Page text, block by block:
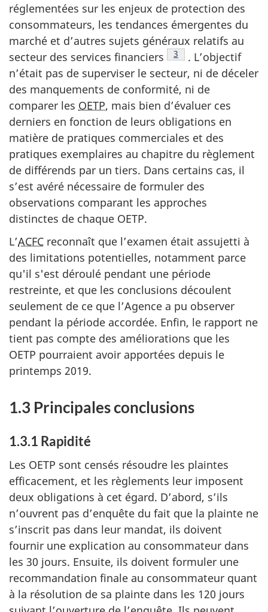
réglementées sur les enjeux de protection des
consommateurs, les tendances émergentes du
marché et d’autres sujets généraux relatifs au
secteur des services financiers
Note de bas de page
3
. L’objectif
n’était pas de superviser le secteur, ni de déceler
des manquements de conformité, ni de
comparer les OETP, mais bien d’évaluer ces
derniers en fonction de leurs obligations en
matière de pratiques commerciales et des
pratiques exemplaires au chapitre du règlement
de différends par un tiers. Dans certains cas, il
s’est avéré nécessaire de formuler des
observations comparant les approches
distinctes de chaque OETP.
L’ACFC reconnaît que l’examen était assujetti à
des limitations potentielles, notamment parce
qu'il s'est déroulé pendant une période
restreinte, et que les conclusions découlent
seulement de ce que l’Agence a pu observer
pendant la période accordée. Enfin, le rapport ne
tient pas compte des améliorations que les
OETP pourraient avoir apportées depuis le
printemps 2019.
1.3 Principales conclusions
1.3.1 Rapidité
Les OETP sont censés résoudre les plaintes
efficacement, et les règlements leur imposent
deux obligations à cet égard. D’abord, s’ils
n’ouvrent pas d’enquête du fait que la plainte ne
s’inscrit pas dans leur mandat, ils doivent
fournir une explication au consommateur dans
les 30 jours. Ensuite, ils doivent formuler une
recommandation finale au consommateur quant
à la résolution de sa plainte dans les 120 jours